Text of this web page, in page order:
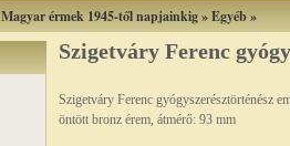
Magyar érmek 1945-től napjainkig»Egyéb»
Szigetváry Ferenc
Szigetváry Ferenc gyógyszerésztörténész
öntött bronz érem, átmérő: 93 mm